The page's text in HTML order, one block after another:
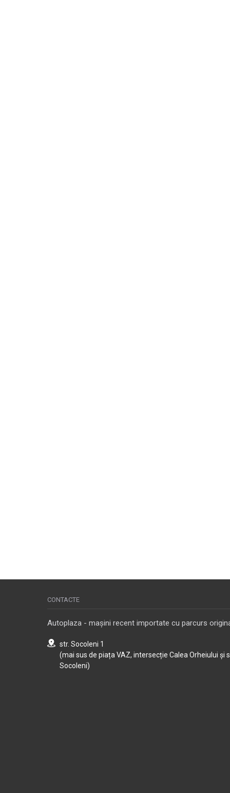
CONTACTE
Autoplaza - mașini recent importate cu parcurs
str. Socoleni 1
(mai sus de piața VAZ, intersecție Calea Orheiului și
Socoleni)